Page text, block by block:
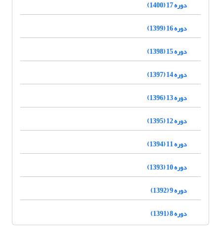
دوره 17 (1400)
دوره 16 (1399)
دوره 15 (1398)
دوره 14 (1397)
دوره 13 (1396)
دوره 12 (1395)
دوره 11 (1394)
دوره 10 (1393)
دوره 9 (1392)
دوره 8 (1391)